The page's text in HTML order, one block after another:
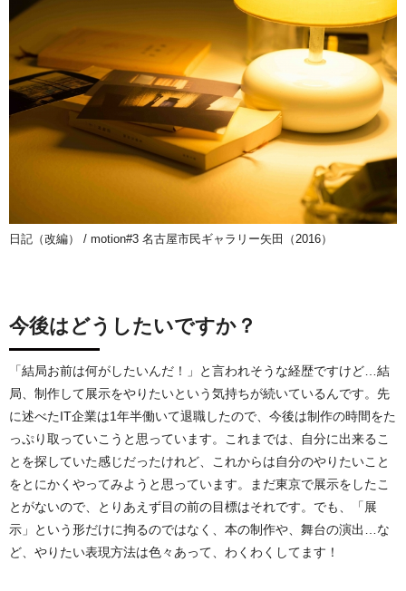
日記（改編） / motion#3 名古屋市民ギャラリー矢田（2016）
今後はどうしたいですか？
「結局お前は何がしたいんだ！」と言われそうな経歴ですけど…結
局、制作して展示をやりたいという気持ちが続いているんです。先
に述べたIT企業は1年半働いて退職したので、今後は制作の時間をた
っぷり取っていこうと思っています。これまでは、自分に出来るこ
とを探していた感じだったけれど、これからは自分のやりたいこと
をとにかくやってみようと思っています。まだ東京で展示をしたこ
とがないので、とりあえず目の前の目標はそれです。でも、「展
示」という形だけに拘るのではなく、本の制作や、舞台の演出…な
ど、やりたい表現方法は色々あって、わくわくしてます！